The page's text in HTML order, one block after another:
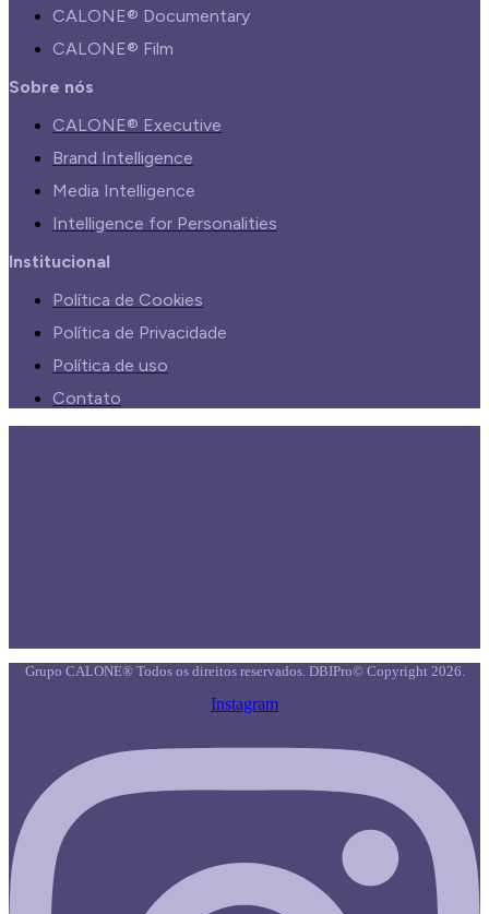
CALONE® Documentary
CALONE® Film
Sobre nós
CALONE® Executive
Brand Intelligence
Media Intelligence
Intelligence for Personalities
Institucional
Política de Cookies
Política de Privacidade
Política de uso
Contato
Grupo CALONE® Todos os direitos reservados. DBIPro© Copyright 2026.
Instagram